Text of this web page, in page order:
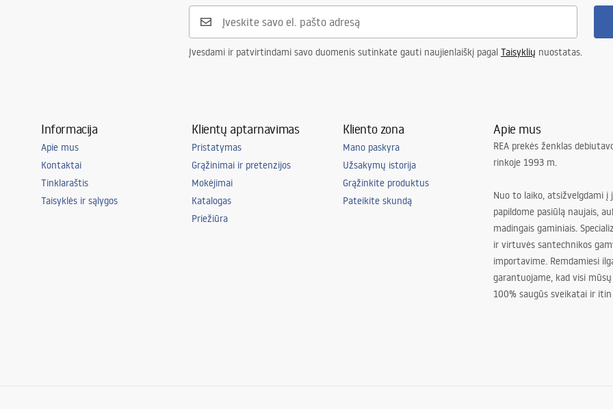
Įvesdami ir patvirtindami savo duomenis sutinkate gauti naujienlaiškį pagal Taisyklių nuostatas.
Informacija
Apie mus
Kontaktai
Tinklaraštis
Taisyklės ir sąlygos
Klientų aptarnavimas
Pristatymas
Grąžinimai ir pretenzijos
Mokėjimai
Katalogas
Priežiūra
Kliento zona
Mano paskyra
Užsakymų istorija
Grąžinkite produktus
Pateikite skundą
Apie mus
REA prekės ženklas
rinkoje 1993 m.
Nuo to laiko, atsižvelgdami į
papildome pasiūlą naujais,
madingais gaminiais.
ir virtuvės santechnikos
importavime. Remdamiesi
garantuojame, kad visi
100% saugūs sveikatai ir